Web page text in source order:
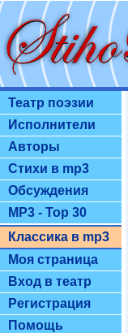
Театр поэзии
Исполнители
Авторы
Стихи в mp3
Обсуждения
MP3 - Top 30
Классика в mp3
Моя страница
Вход в театр
Регистрация
Помощь